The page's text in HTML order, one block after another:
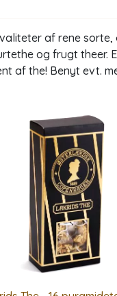
af rene sorte,
og frugt theer.
af the! Benyt evt.